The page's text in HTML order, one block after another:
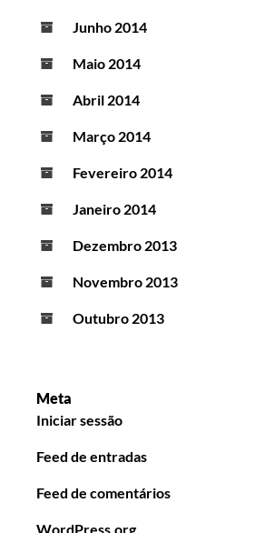
Junho 2014
Maio 2014
Abril 2014
Março 2014
Fevereiro 2014
Janeiro 2014
Dezembro 2013
Novembro 2013
Outubro 2013
Meta
Iniciar sessão
Feed de entradas
Feed de comentários
WordPress.org